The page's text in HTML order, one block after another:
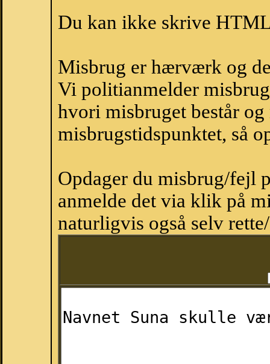
Du kan ikke skrive
Misbrug er hærværk og
Vi politianmelder
hvori misbruget består
misbrugstidspunktet, så
Opdager du misbrug/fejl
anmelde det via klik på
naturligvis også selv